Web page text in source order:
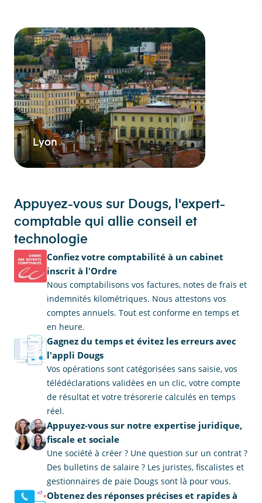
Lyon
Appuyez-vous sur Dougs, l'expert-
comptable qui allie conseil et
technologie
Confiez votre comptabilité à un cabinet
inscrit à l'Ordre
Nous comptabilisons vos factures, notes de frais et
indemnités kilométriques. Nous attestons vos
comptes annuels. Tout est conforme en temps et
en heure.
Gagnez du temps et évitez les erreurs avec
l'appli Dougs
Vos opérations sont catégorisées sans saisie, vos
télédéclarations validées en un clic, votre compte
de résultat et votre trésorerie calculés en temps
réel.
Appuyez-vous sur notre expertise juridique,
fiscale et sociale
Une société à créer ? Une question sur un contrat ?
Des bulletins de salaire ? Les juristes, fiscalistes et
gestionnaires de paie Dougs sont là pour vous.
Obtenez des réponses précises et rapides à